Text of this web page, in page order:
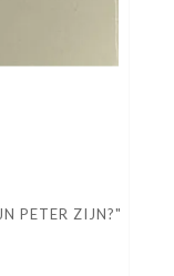
PETER ZIJN?"